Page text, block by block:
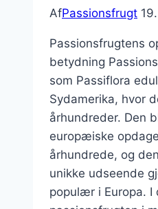
AfPassionsfrugt
Passionsfrugtens
betydning
som Passiflora
Sydamerika, hvor
århundreder. Den
europæiske
århundrede, og
unikke udseende
populær i Europa. I